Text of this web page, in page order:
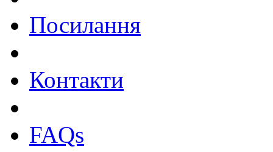
Посилання
Контакти
FAQs